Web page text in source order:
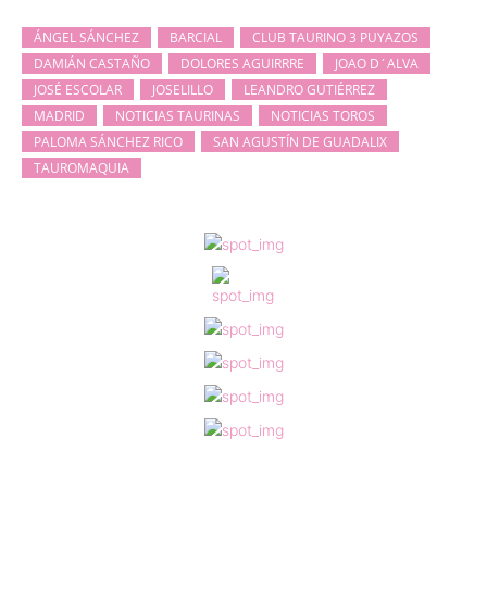
ÁNGEL SÁNCHEZ BARCIAL
CLUB TAURINO 3 PUYAZOS
DAMIÁN CASTAÑO
DOLORES AGUIRRRE
JOAO D´ALVA
JOSÉ ESCOLAR
JOSELILLO
LEANDRO GUTIÉRREZ
MADRID
NOTICIAS TAURINAS
NOTICIAS TOROS
PALOMA SÁNCHEZ RICO
SAN AGUSTÍN DE GUADALIX
TAUROMAQUIA